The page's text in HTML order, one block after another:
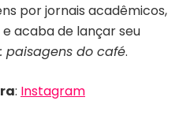
por jornais acadêmicos,
acaba de lançar seu
paisagens do café.
: Instagram